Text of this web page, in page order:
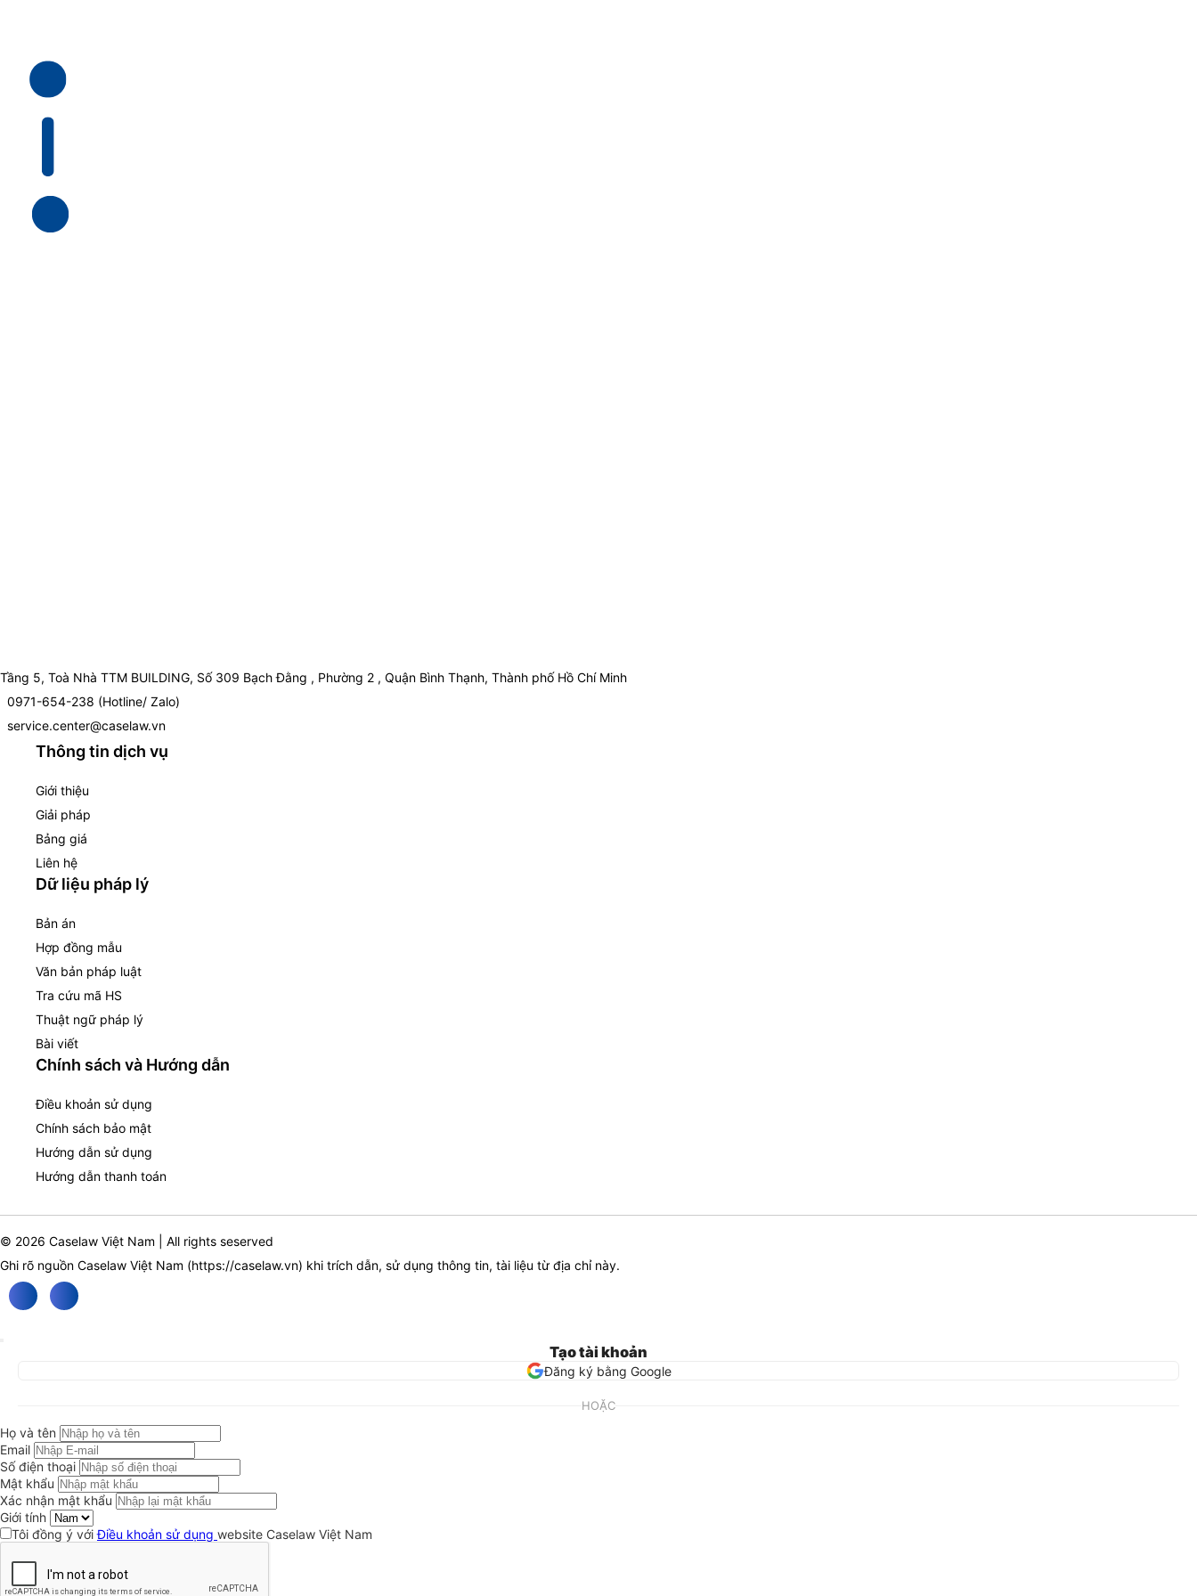
Tầng 5, Toà Nhà TTM BUILDING, Số 309 Bạch Đằng , Phường 2 , Quận Bình Thạnh, Thành phố Hồ Chí Minh
0971-654-238 (Hotline/ Zalo)
service.center@caselaw.vn
Thông tin dịch vụ
Giới thiệu
Giải pháp
Bảng giá
Liên hệ
Dữ liệu pháp lý
Bản án
Hợp đồng mẫu
Văn bản pháp luật
Tra cứu mã HS
Thuật ngữ pháp lý
Bài viết
Chính sách và Hướng dẫn
Điều khoản sử dụng
Chính sách bảo mật
Hướng dẫn sử dụng
Hướng dẫn thanh toán
© 2026 Caselaw Việt Nam | All rights seserved
Ghi rõ nguồn Caselaw Việt Nam (https://caselaw.vn) khi trích dẫn, sử dụng thông tin, tài liệu từ địa chỉ này.
Tạo tài khoản
Đăng ký bằng Google
HOẶC
Họ và tên
Email
Số điện thoại
Mật khẩu
Xác nhận mật khẩu
Giới tính
Tôi đồng ý vớiĐiều khoản sử dụng website Caselaw Việt Nam